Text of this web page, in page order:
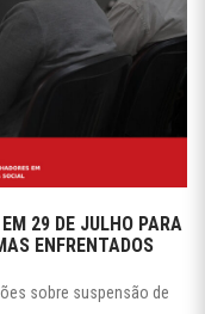
29 DE JULHO PARA
ENFRENTADOS
sobre suspensão de